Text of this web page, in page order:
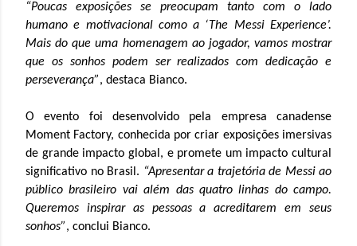
“Poucas exposições se preocupam tanto com o lado
humano e motivacional como a ‘The Messi Experience’.
Mais do que uma homenagem ao jogador, vamos mostrar
que os sonhos podem ser realizados com dedicação e
perseverança”, destaca Bianco.
O evento foi desenvolvido pela empresa canadense
Moment Factory, conhecida por criar exposições imersivas
de grande impacto global, e promete um impacto cultural
significativo no Brasil. “Apresentar a trajetória de Messi ao
público brasileiro vai além das quatro linhas do campo.
Queremos inspirar as pessoas a acreditarem em seus
sonhos”, conclui Bianco.